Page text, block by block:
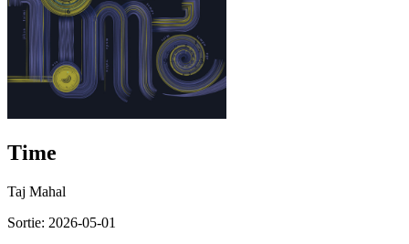
Time
Taj Mahal
Sortie: 2026-05-01